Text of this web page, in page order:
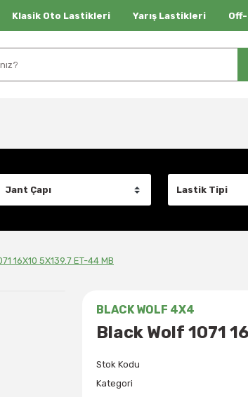
Klasik Oto Lastikleri Yarış Lastikleri
16X10 5X139.7 ET-44 MB
BLACK WOLF 4X4
Black Wolf 1071
Stok Kodu
Kategori